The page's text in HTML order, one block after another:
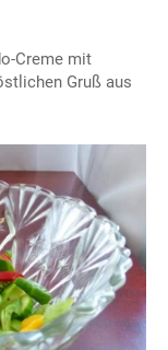
Creme mit
Gruß aus